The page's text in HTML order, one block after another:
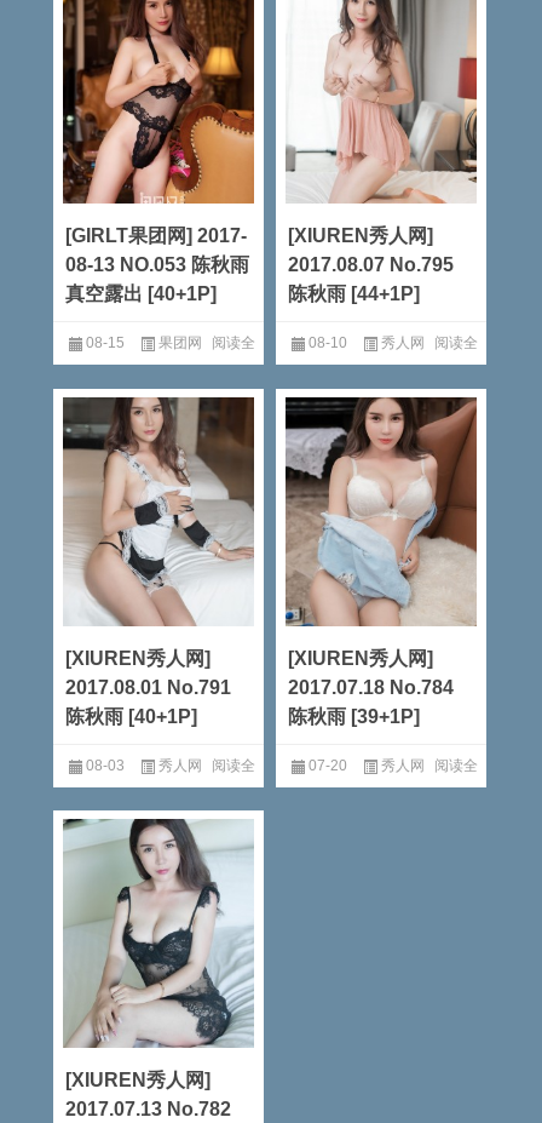
[GIRLT果团网] 2017-
08-13 NO.053 陈秋雨
真空露出 [40+1P]
08-15 果团网 阅读全
文
[XIUREN秀人网]
2017.08.07 No.795
陈秋雨 [44+1P]
08-10 秀人网 阅读全
文
[XIUREN秀人网]
2017.08.01 No.791
陈秋雨 [40+1P]
08-03 秀人网 阅读全
文
[XIUREN秀人网]
2017.07.18 No.784
陈秋雨 [39+1P]
07-20 秀人网 阅读全
[XIUREN秀人网]
2017.07.13 No.782